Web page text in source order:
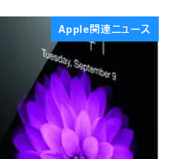
Apple関連ニュース